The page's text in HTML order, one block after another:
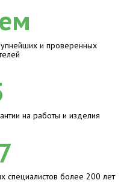
и проверенных
на работы и изделия
специалистов более 200 лет